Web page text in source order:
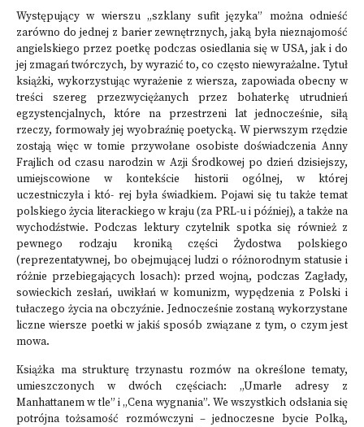
Występujący w wierszu „szklany sufit języka” można odnieść
zarówno do jednej z barier zewnętrznych, jaką była nieznajomość
angielskiego przez poetkę podczas osiedlania się w USA, jak i do
jej zmagań twórczych, by wyrazić to, co często niewyrażalne. Tytuł
książki, wykorzystując wyrażenie z wiersza, zapowiada obecny w
treści szereg przezwyciężanych przez bohaterkę utrudnień
egzystencjalnych, które na przestrzeni lat jednocześnie, siłą
rzeczy, formowały jej wyobraźnię poetycką. W pierwszym rzędzie
zostają więc w tomie przywołane osobiste doświadczenia Anny
Frajlich od czasu narodzin w Azji Środkowej po dzień dzisiejszy,
umiejscowione w kontekście historii ogólnej, w której
uczestniczyła i któ- rej była świadkiem. Pojawi się tu także temat
polskiego życia literackiego w kraju (za PRL-u i później), a także na
wychodźstwie. Podczas lektury czytelnik spotka się również z
pewnego rodzaju kroniką części Żydostwa polskiego
(reprezentatywnej, bo obejmującej ludzi o różnorodnym statusie i
różnie przebiegających losach): przed wojną, podczas Zagłady,
sowieckich zesłań, uwikłań w komunizm, wypędzenia z Polski i
tułaczego życia na obczyźnie. Jednocześnie zostaną wykorzystane
liczne wiersze poetki w jakiś sposób związane z tym, o czym jest
mowa.
Książka ma strukturę trzynastu rozmów na określone tematy,
umieszczonych w dwóch częściach: „Umarłe adresy z
Manhattanem w tle” i „Cena wygnania”. We wszystkich odsłania się
potrójna tożsamość rozmówczyni – jednoczesne bycie Polką,